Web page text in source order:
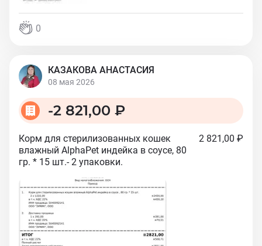
0
КАЗАКОВА АНАСТАСИЯ
08 мая 2026
-2 821,00 ₽
Корм для стерилизованных кошек
влажный AlphaPet индейка в соусе, 80
гр. * 15 шт.- 2 упаковки.
2 821,00 ₽